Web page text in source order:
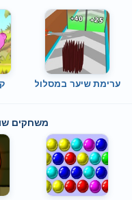
ערימת שיער במסלול
משחקים